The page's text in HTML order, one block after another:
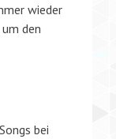
wieder
den
bei